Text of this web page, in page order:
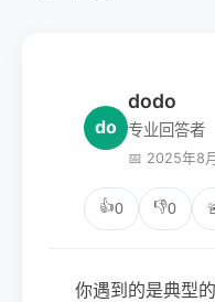
do
dodo
专业回答者
📅 2025年8
👍0 👎0
你遇到的是典型